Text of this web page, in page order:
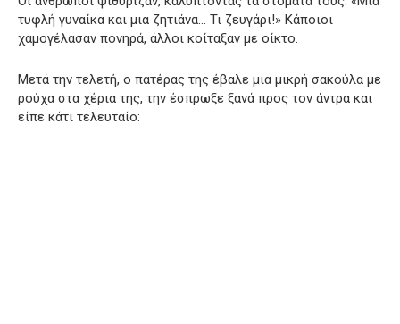
τυφλή γυναίκα και μια ζητιάνα… Τι ζευγάρι!» Κάποιοι
χαμογέλασαν πονηρά, άλλοι κοίταξαν με οίκτο.
Μετά την τελετή, ο πατέρας της έβαλε μια μικρή σακούλα με
ρούχα στα χέρια της, την έσπρωξε ξανά προς τον άντρα και
είπε κάτι τελευταίο: